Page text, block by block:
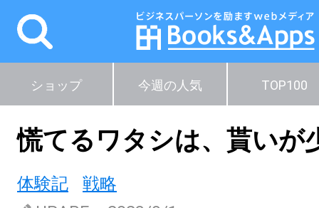
ショップ 今週の人気 TOP100
慌てるワタシは、貰いが
体験記
戦略